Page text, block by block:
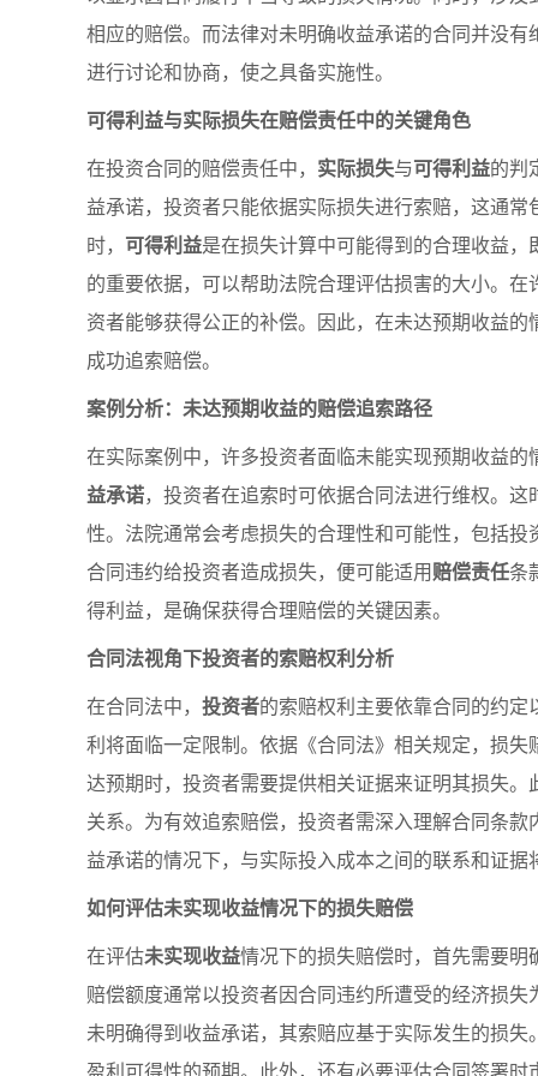
相应的赔偿。而法律对未明确收益承诺的合同并没
进行讨论和协商，使之具备实施性。
可得利益与实际损失在赔偿责任中的关键角色
在投资合同的赔偿责任中， 实际损失与可得利益的判
益承诺，投资者只能依据实际损失进行索赔，这通
时， 可得利益是在损失计算中可能得到的合理收益
的重要依据，可以帮助法院合理评估损害的大小。
资者能够获得公正的补偿。因此，在未达预期收益
成功追索赔偿。
案例分析：未达预期收益的赔偿追索路径
在实际案例中，许多投资者面临未能实现预期收益的
益承诺，投资者在追索时可依据合同法进行维权。
性。法院通常会考虑损失的合理性和可能性，包括
合同违约给投资者造成损失，便可能适用赔偿责任条
得利益，是确保获得合理赔偿的关键因素。
合同法视角下投资者的索赔权利分析
在合同法中， 投资者的索赔权利主要依靠合同的约
利将面临一定限制。依据《合同法》相关规定，损失
达预期时，投资者需要提供相关证据来证明其损失
关系。为有效追索赔偿，投资者需深入理解合同条
益承诺的情况下，与实际投入成本之间的联系和证据
如何评估未实现收益情况下的损失赔偿
在评估未实现收益情况下的损失赔偿时，首先需要明
赔偿额度通常以投资者因合同违约所遭受的经济损
未明确得到收益承诺，其索赔应基于实际发生的损